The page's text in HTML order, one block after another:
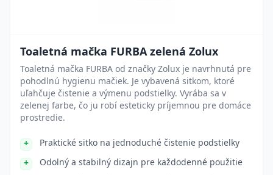
Toaletná mačka FURBA zelená Zolux
Toaletná mačka FURBA od značky Zolux je navrhnutá pre
pohodlnú hygienu mačiek. Je vybavená sitkom, ktoré
uľahčuje čistenie a výmenu podstielky. Vyrába sa v
zelenej farbe, čo ju robí esteticky príjemnou pre domáce
prostredie.
Praktické sitko na jednoduché čistenie podstielky
Odolný a stabilný dizajn pre každodenné použitie